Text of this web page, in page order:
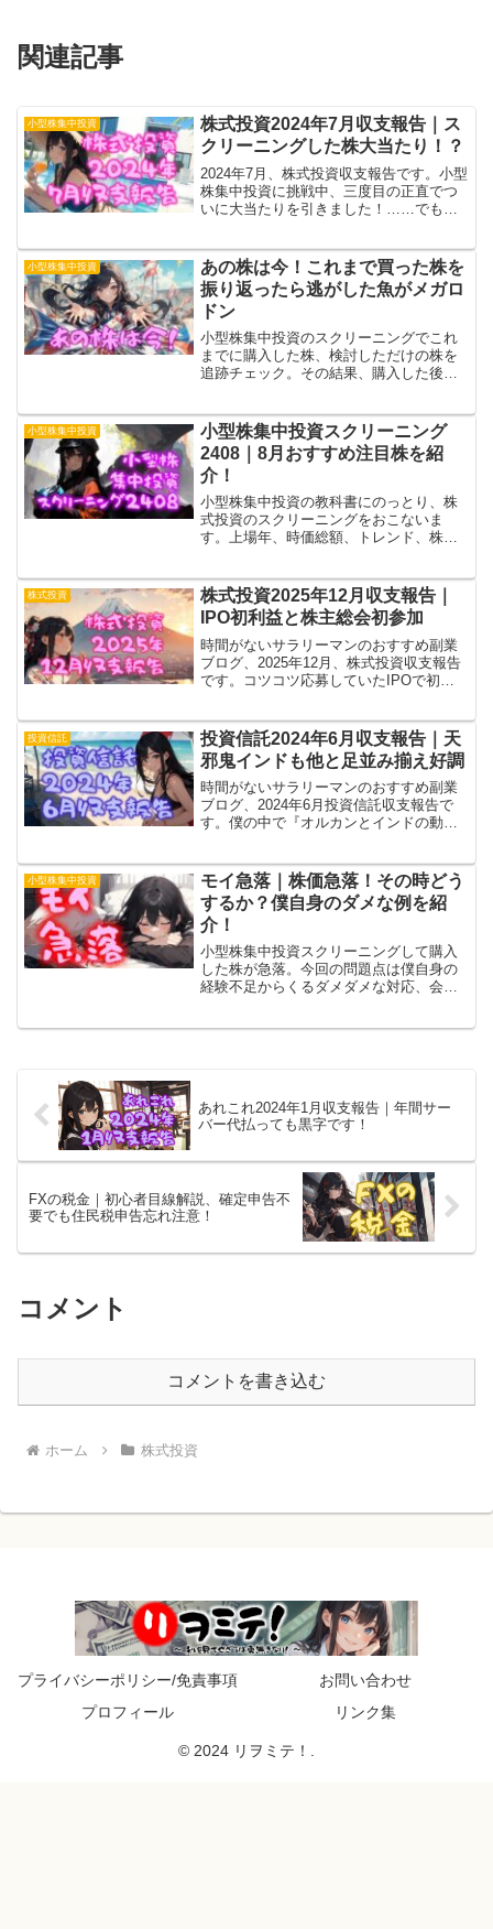
関連記事
小型株集中投資
株式投資2024年7月収支報告｜ス
クリーニングした株大当たり！？
2024年7月、株式投資収支報告です。小型
株集中投資に挑戦中、三度目の正直でつ
いに大当たりを引きました！……でも指
てないっぽいので、あとは勉強あるのみ
です！
小型株集中投資
あの株は今！これまで買った株を
振り返ったら逃がした魚がメガロ
ドン
小型株集中投資のスクリーニングでこれ
までに購入した株、検討しただけの株を
追跡チェック。その結果、購入した後イ
ても全体成績としてはプラス。これを励
みに頑張ります！
小型株集中投資
小型株集中投資スクリーニング
2408｜8月おすすめ注目株を紹
介！
小型株集中投資の教科書にのっとり、株
式投資のスクリーニングをおこないま
す。上場年、時価総額、トレンド、株
クで詳細確認。損失拡大中のリベルタ
（4935）をキープで決定！
株式投資
株式投資2025年12月収支報告｜
IPO初利益と株主総会初参加
時間がないサラリーマンのおすすめ副業
ブログ、2025年12月、株式投資収支報告
です。コツコツ応募していたIPOで初当
当選は嬉しい。その他株主総会にも行っ
てきましたよ！
投資信託
投資信託2024年6月収支報告｜天
邪鬼インドも他と足並み揃え好調
時間がないサラリーマンのおすすめ副業
ブログ、2024年6月投資信託収支報告で
す。僕の中で『オルカンとインドの動き
新興国安定説は健在です。……損益がイ
マイチですけど。
小型株集中投資
モイ急落｜株価急落！その時どう
するか？僕自身のダメな例を紹
介！
小型株集中投資スクリーニングして購入
した株が急落。今回の問題点は僕自身の
経験不足からくるダメダメな対応、会社
あれこれ2024年1月収支報告｜年間サー
バー代払っても黒字です！
FXの税金｜初心者目線解説、確定申告不
要でも住民税申告忘れ注意！
コメント
コメントを書き込む
ホーム 株式投資
プライバシーポリシー/免責事項
お問い合わせ
プロフィール
リンク集
© 2024 リヲミテ！.